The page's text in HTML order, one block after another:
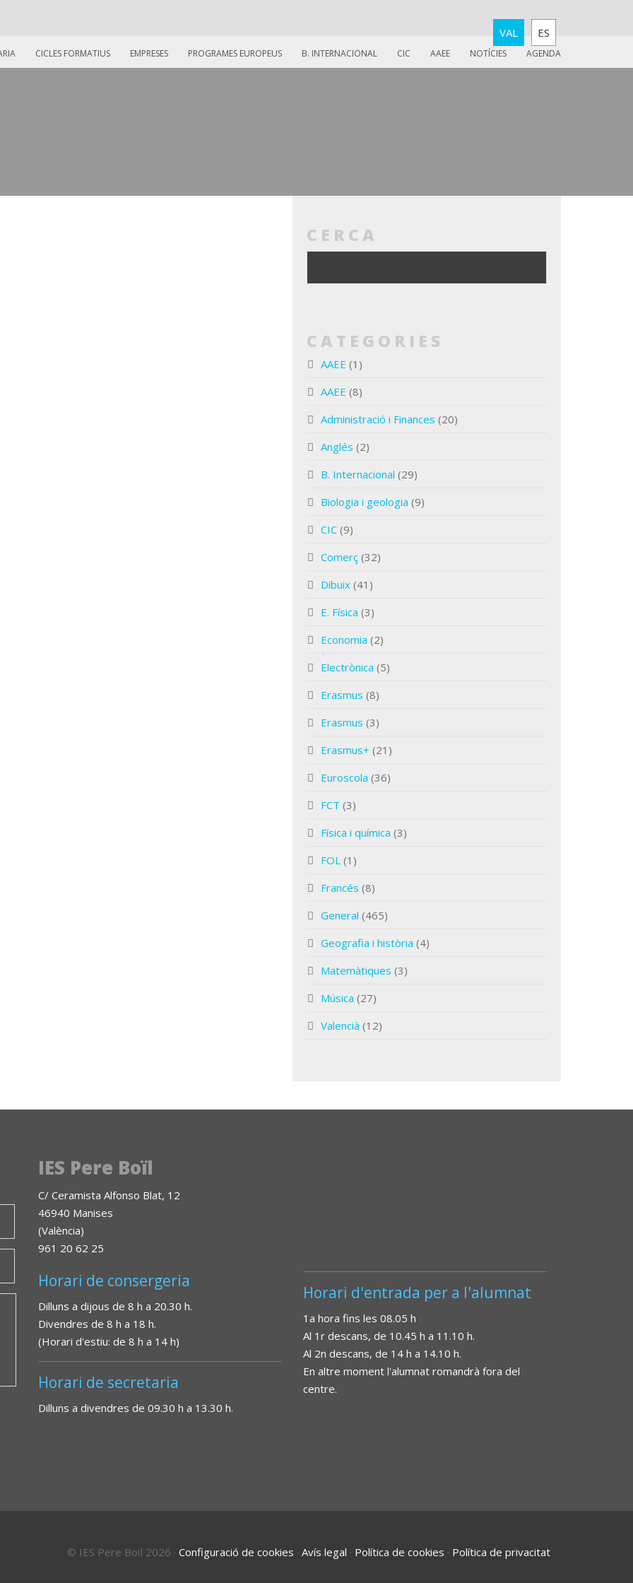
VAL ES
CICLES FORMATIUS EMPRESES PROGRAMES EUROPEUS B. INTERNACIONAL CIC AAEE NOTÍCIES AGENDA
CERCA
CATEGORIES
AAEE (1)
AAEE (8)
Administració i Finances (20)
Anglés (2)
B. Internacional (29)
Biologia i geologia (9)
CIC (9)
Comerç (32)
Dibuix (41)
E. Física (3)
Economia (2)
Electrònica (5)
Erasmus (8)
Erasmus (3)
Erasmus+ (21)
Euroscola (36)
FCT (3)
Física i química (3)
FOL (1)
Francés (8)
General (465)
Geografia i història (4)
Matemàtiques (3)
Música (27)
Valencià (12)
IES Pere Boïl
C/ Ceramista Alfonso Blat, 12
46940 Manises
(València)
961 20 62 25
Horari de consergeria
Dilluns a dijous de 8 h a 20.30 h.
Divendres de 8 h a 18 h.
(Horari d'estiu: de 8 h a 14 h)
Horari de secretaria
Dilluns a divendres de 09.30 h a 13.30 h.
Horari d'entrada per a l'alumnat
1a hora fins les 08.05 h
Al 1r descans, de 10.45 h a 11.10 h.
Al 2n descans, de 14 h a 14.10 h.
En altre moment l'alumnat romandrà fora del
centre.
© IES Pere Boïl 2026 · Configuració de cookies · Avís legal · Política de cookies · Política de privacitat